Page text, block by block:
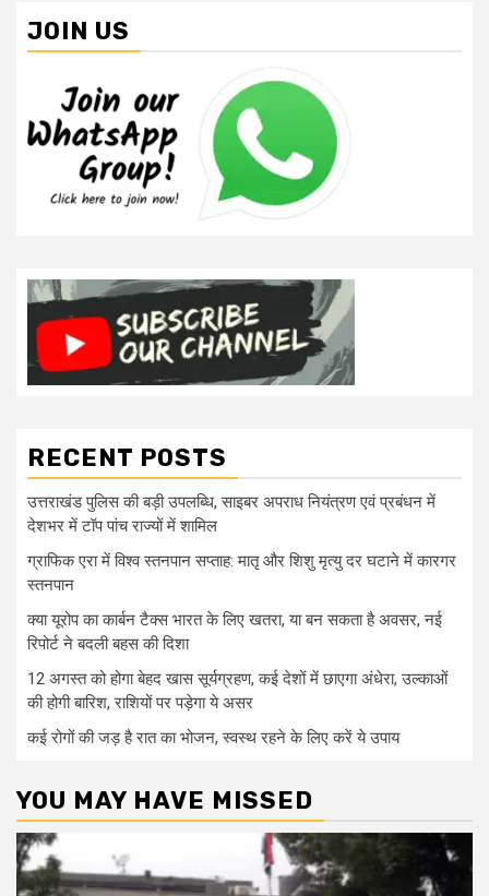
JOIN US
RECENT POSTS
उत्तराखंड पुलिस की बड़ी उपलब्धि, साइबर अपराध नियंत्रण एवं प्रबंधन में
देशभर में टॉप पांच राज्यों में शामिल
ग्राफिक एरा में विश्व स्तनपान सप्ताह: मातृ और शिशु मृत्यु दर घटाने में कारगर
स्तनपान
क्या यूरोप का कार्बन टैक्स भारत के लिए खतरा, या बन सकता है अवसर, नई
रिपोर्ट ने बदली बहस की दिशा
12 अगस्त को होगा बेहद खास सूर्यग्रहण, कई देशों में छाएगा अंधेरा, उल्काओं
की होगी बारिश, राशियों पर पड़ेगा ये असर
कई रोगों की जड़ है रात का भोजन, स्वस्थ रहने के लिए करें ये उपाय
YOU MAY HAVE MISSED